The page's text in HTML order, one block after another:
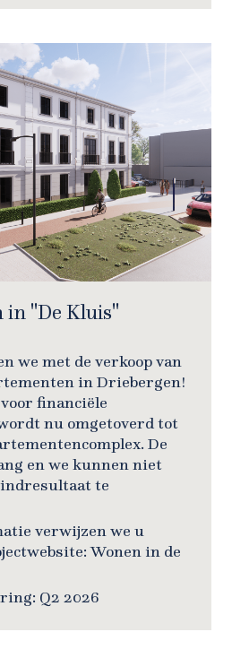
in ''De Kluis''
we met de verkoop van
in Driebergen!
financiële
nu omgetoverd tot
De
en we kunnen niet
te
verwijzen we u
Wonen in de
Q2 2026